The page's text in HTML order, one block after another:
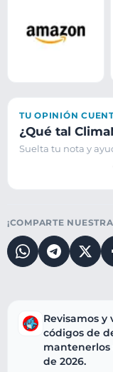
Revisamos
códigos de
mantenerlos
de 2026.
TU OPINIÓN
¿Qué tal
Suelta tu nota y
¡COMPARTE